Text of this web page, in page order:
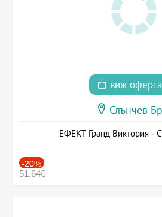
виж
Слънчев
ЕФЕКТ Гранд Виктория -
-20%
51.64€